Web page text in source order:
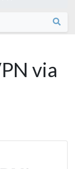
via